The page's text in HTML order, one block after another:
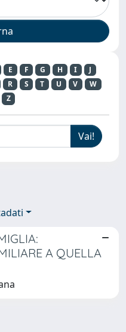
E F G H I
J
R S T U V
W
Z
A QUELLA